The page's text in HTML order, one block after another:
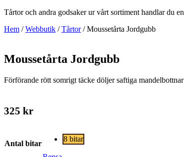
Tårtor och andra godsaker ur vårt sortiment handlar du
Hem /Webbutik /Tårtor/ Moussetårta Jordgubb
Moussetårta Jordgubb
Förförande rött somrigt täcke döljer saftiga
325 kr
Antal bitar
8 bitar